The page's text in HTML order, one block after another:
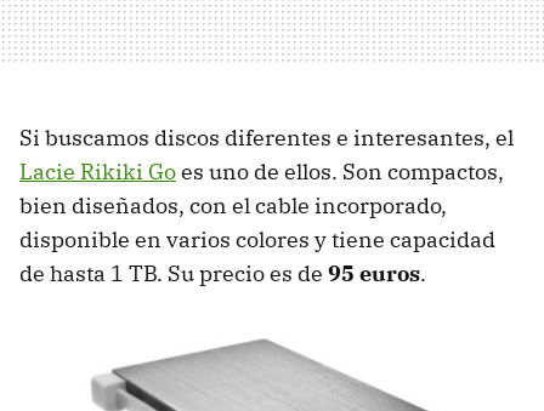
Si buscamos discos diferentes e interesantes, el
Lacie Rikiki Goes uno de ellos. Son compactos,
bien diseñados, con el cable incorporado,
disponible en varios colores y tiene capacidad
de hasta 1 TB. Su precio es de 95 euros.